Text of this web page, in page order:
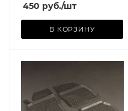
450 руб./шт
В КОРЗИНУ
Базовая единица